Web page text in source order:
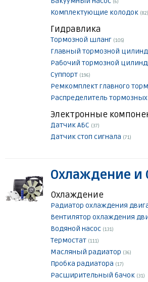
(6)
Комплектующие колодок (82)
Гидравлика
Тормозной шланг (105)
Главный тормозной
Рабочий тормозной
Суппорт (196)
Ремкомплект главного
Распределитель
Электронные
Датчик АБС (37)
Датчик стоп сигнала (71)
Охлаждение и
Охлаждение
Радиатор охлаждения
Вентилятор охлаждения
Водяной насос (131)
Термостат (111)
Масляный радиатор (36)
Пробка радиатора (17)
Расширительный бачок (31)